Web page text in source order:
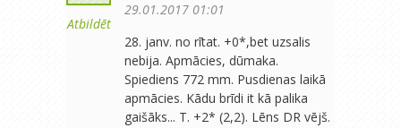
Atbildēt
29.01.2017 01:01
28. janv. no rītat. +0*,bet uzsalis
nebija. Apmācies, dūmaka.
Spiediens 772 mm. Pusdienas laikā
apmācies. Kādu brīdi it kā palika
gaišāks... T. +2* (2,2). Lēns DR vējš.